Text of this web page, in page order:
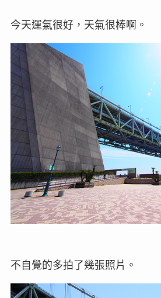
今天運氣很好，天氣很棒啊。
不自覺的多拍了幾張照片。